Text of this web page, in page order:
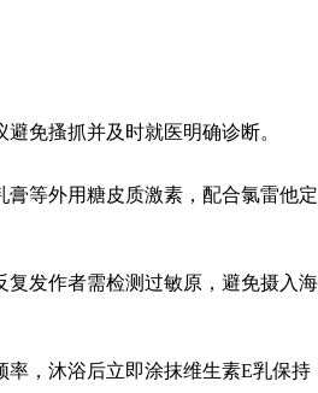
免搔抓并及时就医明确诊断。
等外用糖皮质激素，配合氯雷他定
发作者需检测过敏原，避免摄入海
，沐浴后立即涂抹维生素E乳保持